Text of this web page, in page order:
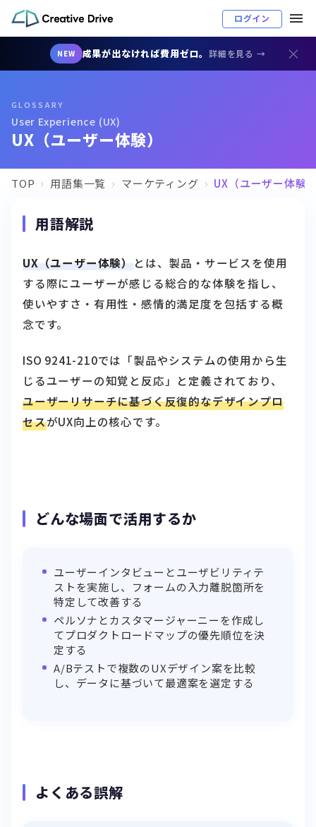
NEW 成果が出なければ費用ゼロ。詳細を見る → ×
ログイン
GLOSSARY
User Experience (UX)
UX（ユーザー体験）
TOP 用語集一覧 マーケティング UX（ユーザー体験
用語解説
UX（ユーザー体験）
とは、製品・サービスを使用
する際にユーザーが感じる総合的な体験を指し、
使いやすさ・有用性・感情的満足度を包括する概
念です。
ISO 9241-210では「製品やシステムの使用から生
じるユーザーの知覚と反応」と定義されており、
ユーザーリサーチに基づく反復的なデザインプロ
セスがUX向上の核心です。
どんな場面で活用するか
ユーザーインタビューとユーザビリティテ
ストを実施し、フォームの入力離脱箇所を
特定して改善する
ペルソナとカスタマージャーニーを作成し
てプロダクトロードマップの優先順位を決
定する
A/Bテストで複数のUXデザイン案を比較
し、データに基づいて最適案を選定する
よくある誤解